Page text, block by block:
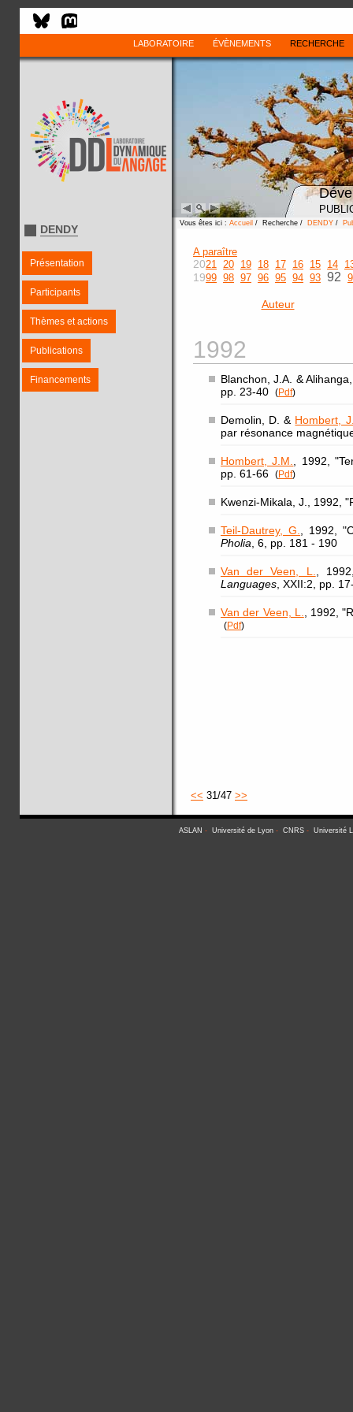
LABORATOIRE ÉVÈNEMENTS RECHERCHE
DENDY
Présentation
Participants
Thèmes et actions
Publications
Financements
Vous êtes ici : Accueil / Recherche / DENDY /
A paraître
2021 20 19 18 17 16 15 14
1999 98 97 96 95 94 93 92
Auteur
1992
Blanchon, J.A. &
pp. 23-40
(Pdf)
Demolin, D. & Hombert,
par résonance
Hombert, J.M.
, 1992,
pp. 61-66
(Pdf)
Kwenzi-Mikala, J., 1992,
Teil-Dautrey, G.
, 1992,
Pholia , 6, pp. 181 - 190
Van der Veen, L.
,
Languages , XXII:2, pp.
Van der Veen, L. , 1992,
(Pdf)
<< 31/47 >>
ASLAN - Université de Lyon- CNRS- Université